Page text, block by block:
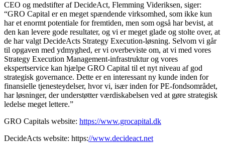
CEO og medstifter af DecideAct, Flemming Videriksen, siger:
“GRO Capital er en meget spændende virksomhed, som ikke kun
har et enormt potentiale for fremtiden, men som også har bevist, at
den kan levere gode resultater, og vi er meget glade og stolte over, at
de har valgt DecideActs Strategy Execution-løsning. Selvom vi går
til opgaven med ydmyghed, er vi overbeviste om, at vi med vores
Strategy Execution Management-infrastruktur og vores
ekspertservice kan hjælpe GRO Capital til et nyt niveau af god
strategisk governance. Dette er en interessant ny kunde inden for
finansielle tjenesteydelser, hvor vi, især inden for PE-fondsområdet,
har løsninger, der understøtter værdiskabelsen ved at gøre strategisk
ledelse meget lettere.”
GRO Capitals website: https://www.grocapital.dk
DecideActs website: https://www.decideact.net